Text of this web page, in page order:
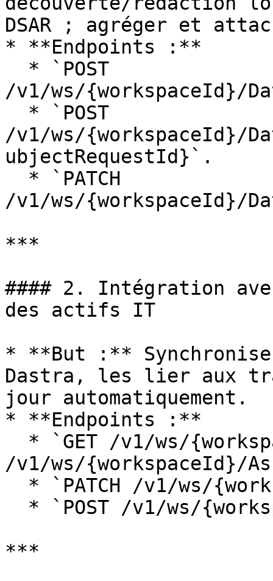
DSAR ; agréger et
* **Endpoints :**
/v1/ws/{workspaceId}/
/v1/ws/{workspaceId}/
ubjectRequestId}`.
/v1/ws/{workspaceId}/
***
#### 2. Intégration
des actifs IT
* **But :**
Dastra, les lier aux
jour automatiquement.
* **Endpoints :**
/v1/ws/{workspaceId}/
***